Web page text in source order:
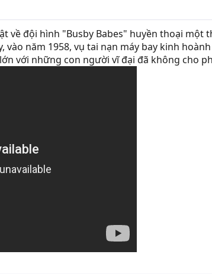
về đội hình "Busby Babes" huyền thoại
năm 1958, vụ tai nạn máy bay kinh
với những con người vĩ đại đã không cho